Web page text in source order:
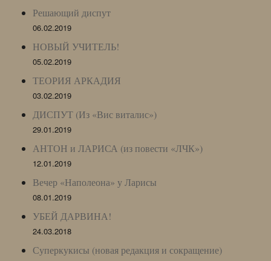
Решающий диспут
06.02.2019
НОВЫЙ УЧИТЕЛЬ!
05.02.2019
ТЕОРИЯ АРКАДИЯ
03.02.2019
ДИСПУТ (Из «Вис виталис»)
29.01.2019
АНТОН и ЛАРИСА (из повести «ЛЧК»)
12.01.2019
Вечер «Наполеона» у Ларисы
08.01.2019
УБЕЙ ДАРВИНА!
24.03.2018
Суперкукисы (новая редакция и сокращение)